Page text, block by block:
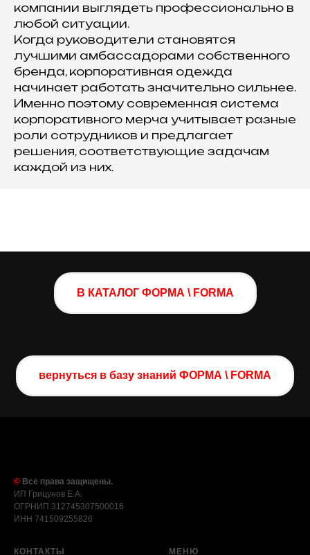
компании выглядеть профессионально в
любой ситуации.
Когда руководители становятся
лучшими амбассадорами собственного
бренда, корпоративная одежда
начинает работать значительно сильнее.
Именно поэтому современная система
корпоративного мерча учитывает разные
роли сотрудников и предлагает
решения, соответствующие задачам
каждой из них.
В КАТАЛОГ ФОРМА \ FORMA
вернуться в базу знаний ФОРМА \ FORMA
© Все права защищены.
ИП Грицунов Е.А.
ОГРНИП 312745307500016
ИНН 741509255826
КОНТАКТЫ МЕНЮ